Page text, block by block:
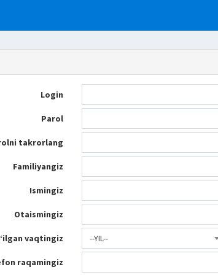
Login
Parol
takrorlang
Familiyangiz
Ismingiz
Otaismingiz
vaqtingiz --YIL--
raqamingiz